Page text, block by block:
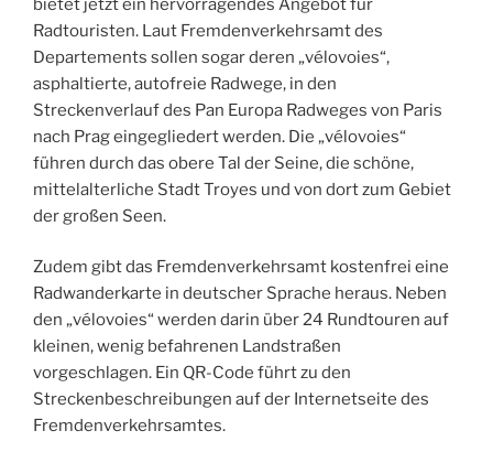
bietet jetzt ein hervorragendes Angebot für
Radtouristen. Laut Fremdenverkehrsamt des
Departements sollen sogar deren „vélovoies“,
asphaltierte, autofreie Radwege, in den
Streckenverlauf des Pan Europa Radweges von Paris
nach Prag eingegliedert werden. Die „vélovoies“
führen durch das obere Tal der Seine, die schöne,
mittelalterliche Stadt Troyes und von dort zum Gebiet
der großen Seen.
Zudem gibt das Fremdenverkehrsamt kostenfrei eine
Radwanderkarte in deutscher Sprache heraus. Neben
den „vélovoies“ werden darin über 24 Rundtouren auf
kleinen, wenig befahrenen Landstraßen
vorgeschlagen. Ein QR-Code führt zu den
Streckenbeschreibungen auf der Internetseite des
Fremdenverkehrsamtes.